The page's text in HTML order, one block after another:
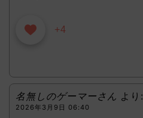
+4
名無しのゲーマーさん より:
2026年3月9日 06:40